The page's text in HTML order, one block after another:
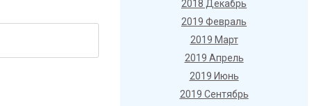
2018 Декабрь
2019 Февраль
2019 Март
2019 Апрель
2019 Июнь
2019 Сентябрь